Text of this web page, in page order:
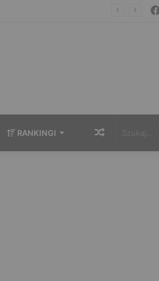
RANKINGI Losowy